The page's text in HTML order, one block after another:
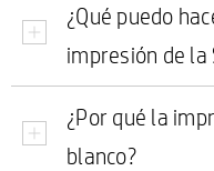
¿Qué puedo
impresión de la
¿Por qué la
blanco?